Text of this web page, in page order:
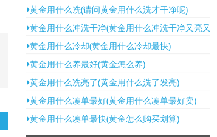
黄金用什么冼(请问黄金用什么洗才干净呢)
黄金用什么冲洗干净(黄金用什么冲洗干净又亮又亮)
黄金用什么冷却(黄金用什么冷却最快)
黄金用什么养最好(黄金怎么养)
黄金用什么冼亮了(黄金用什么洗了发亮)
黄金用什么凑单最好(黄金用什么凑单最好卖)
黄金用什么凑单最快(黄金怎么购买划算)